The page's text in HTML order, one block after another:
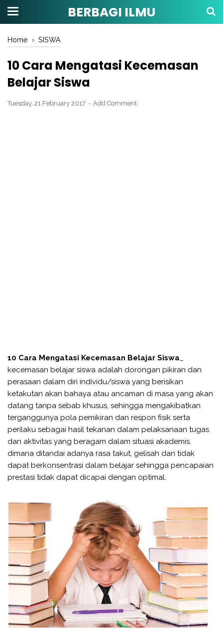
BERBAGI ILMU
Home › SISWA
10 Cara Mengatasi Kecemasan
Belajar Siswa
Tuesday, 21 February 2017 Add Comment
10 Cara Mengatasi Kecemasan Belajar Siswa
kecemasan belajar siswa adalah dorongan pikiran dan
perasaan dalam diri individu/siswa yang berisikan
ketakutan akan bahaya atau ancaman di masa yang akan
datang tanpa sebab khusus, sehingga mengakibatkan
terganggunya pola pemikiran dan respon fisik serta
perilaku sebagai hasil tekanan dalam pelaksanaan tugas
dan aktivitas yang beragam dalam situasi akademis,
dimana ditandai adanya rasa takut, gelisah dan tidak
dapat berkonsentrasi dalam belajar sehingga pencapaian
prestasi tidak dapat dicapai dengan optimal.